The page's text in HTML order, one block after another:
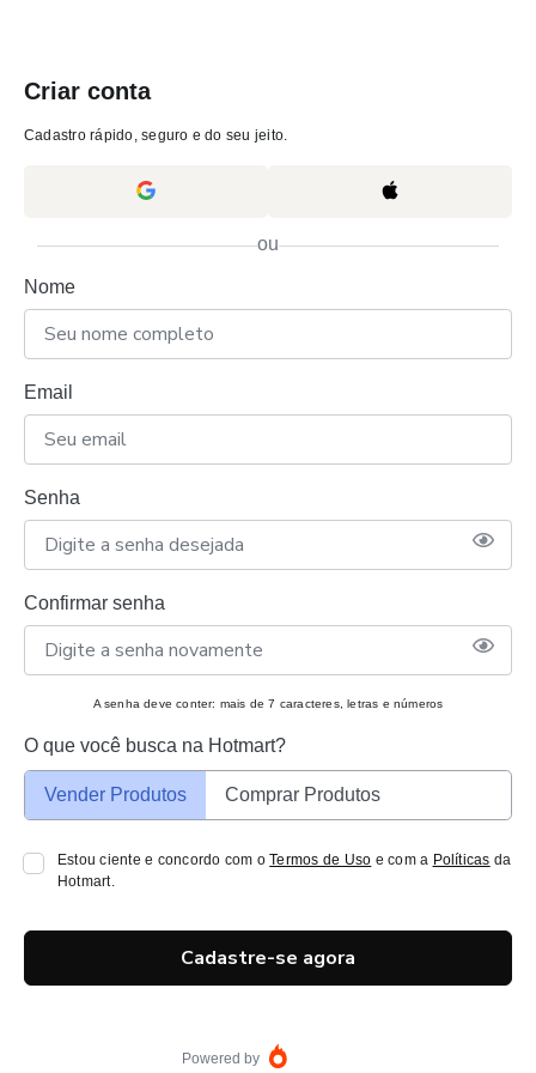
Criar conta
Cadastro rápido, seguro e do seu jeito.
ou
Nome
Email
Senha
Confirmar senha
A senha deve conter: mais de 7 caracteres, letras e números
O que você busca na Hotmart?
Vender Produtos Comprar Produtos
Estou ciente e concordo com oTermos de Uso e com a Políticas da
Hotmart.
Cadastre-se agora
Powered by